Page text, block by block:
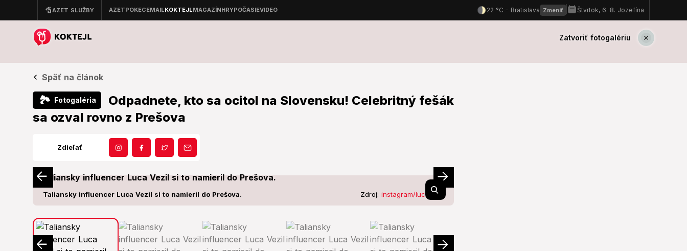
Zatvoriť fotogalériu
Späť na článok
🏞 Fotogaléria
Odpadnete, kto sa ocitol na Slovensku! Celebritný fešák
sa ozval rovno z Prešova
Zdieľať
Taliansky influencer Luca Vezil si to namieril do Prešova. Zdroj: instagram/lucavezil